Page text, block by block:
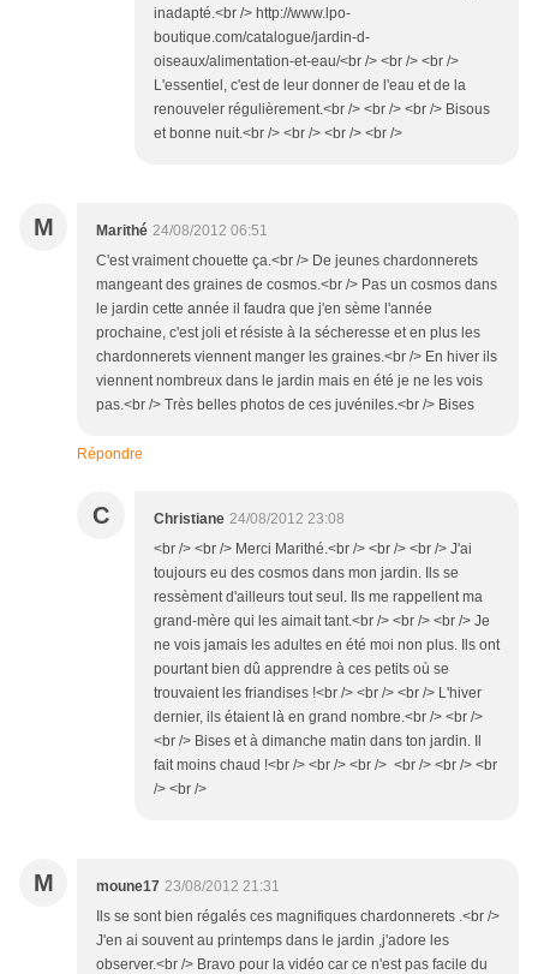
inadapté.<br /> http://www.lpo-
boutique.com/catalogue/jardin-d-
oiseaux/alimentation-et-eau/<br /> <br /> <br />
L'essentiel, c'est de leur donner de l'eau et de la
renouveler régulièrement.<br /> <br /> <br /> Bisous
et bonne nuit.<br /> <br /> <br /> <br />
M Marithé 24/08/2012 06:51
C'est vraiment chouette ça.<br /> De jeunes chardonnerets
mangeant des graines de cosmos.<br /> Pas un cosmos dans
le jardin cette année il faudra que j'en sème l'année
prochaine, c'est joli et résiste à la sécheresse et en plus les
chardonnerets viennent manger les graines.<br /> En hiver ils
viennent nombreux dans le jardin mais en été je ne les vois
pas.<br /> Très belles photos de ces juvéniles.<br /> Bises
Répondre
C Christiane 24/08/2012 23:08
<br /> <br /> Merci Marithé.<br /> <br /> <br /> J'ai
toujours eu des cosmos dans mon jardin. Ils se
ressèment d'ailleurs tout seul. Ils me rappellent ma
grand-mère qui les aimait tant.<br /> <br /> <br /> Je
ne vois jamais les adultes en été moi non plus. Ils ont
pourtant bien dû apprendre à ces petits où se
trouvaient les friandises !<br /> <br /> <br /> L'hiver
dernier, ils étaient là en grand nombre.<br /> <br />
<br /> Bises et à dimanche matin dans ton jardin. Il
fait moins chaud !<br /> <br /> <br /> <br /> <br /> <br
/> <br />
M moune17 23/08/2012 21:31
Ils se sont bien régalés ces magnifiques chardonnerets .<br />
J'en ai souvent au printemps dans le jardin ,j'adore les
observer.<br /> Bravo pour la vidéo car ce n'est pas facile du